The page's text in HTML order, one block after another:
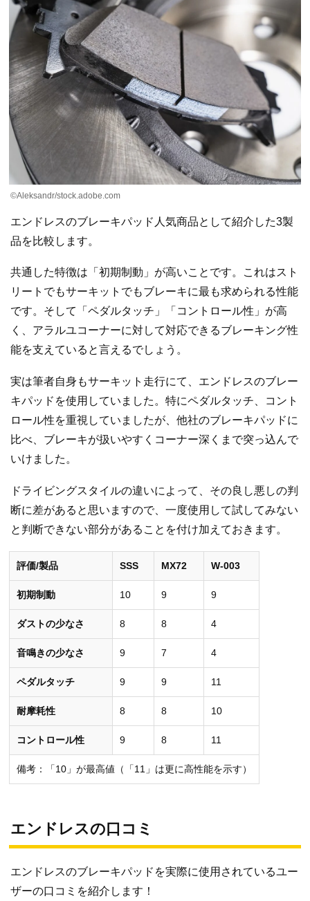
©Aleksandr/stock.adobe.com
エンドレスのブレーキパッド人気商品として紹介した3製
品を比較します。
共通した特徴は「初期制動」が高いことです。これはスト
リートでもサーキットでもブレーキに最も求められる性能
です。そして「ペダルタッチ」「コントロール性」が高
く、アラルユコーナーに対して対応できるブレーキング性
能を支えていると言えるでしょう。
実は筆者自身もサーキット走行にて、エンドレスのブレー
キパッドを使用していました。特にペダルタッチ、コント
ロール性を重視していましたが、他社のブレーキパッドに
比べ、ブレーキが扱いやすくコーナー深くまで突っ込んで
いけました。
ドライビングスタイルの違いによって、その良し悪しの判
断に差があると思いますので、一度使用して試してみない
と判断できない部分があることを付け加えておきます。
評価/製品 SSS MX72 W-003
初期制動 10 9 9
ダストの少なさ 8 8 4
音鳴きの少なさ 9 7 4
ペダルタッチ 9 9 11
耐摩耗性 8 8 10
コントロール性 9 8 11
備考：「10」が最高値（「11」は更に高性能を示す）
エンドレスの口コミ
エンドレスのブレーキパッドを実際に使用されているユー
ザーの口コミを紹介します！